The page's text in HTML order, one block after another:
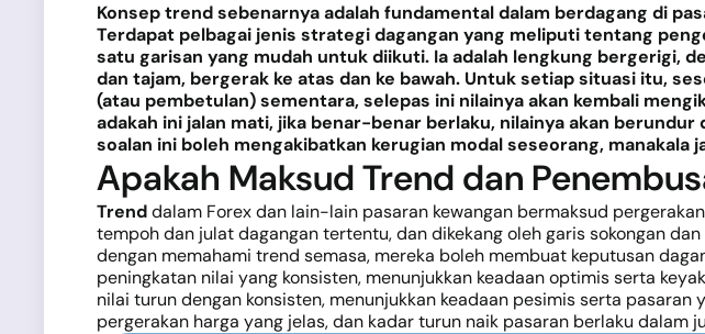
Konsep trend sebenarnya adalah fundamental dalam berdagang di
Terdapat pelbagai jenis strategi dagangan yang meliputi tentang
satu garisan yang mudah untuk diikuti. Ia adalah lengkung bergerigi,
dan tajam, bergerak ke atas dan ke bawah. Untuk setiap situasi itu,
(atau pembetulan) sementara, selepas ini nilainya akan kembali
adakah ini jalan mati, jika benar-benar berlaku, nilainya akan
soalan ini boleh mengakibatkan kerugian modal seseorang,
Apakah Maksud Trend dan
Trenddalam Forex dan lain-lain pasaran kewangan bermaksud
tempoh dan julat dagangan tertentu, dan dikekang oleh garis sokongan
dengan memahami trend semasa, mereka boleh membuat keputusan
peningkatan nilai yang konsisten, menunjukkan keadaan optimis serta
nilai turun dengan konsisten, menunjukkan keadaan pesimis serta
pergerakan harga yang jelas, dan kadar turun naik pasaran berlaku dalam